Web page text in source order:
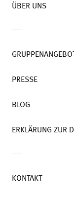
ÜBER UNS
PRESSE
BLOG
ERKLÄRUNG ZUR
KONTAKT